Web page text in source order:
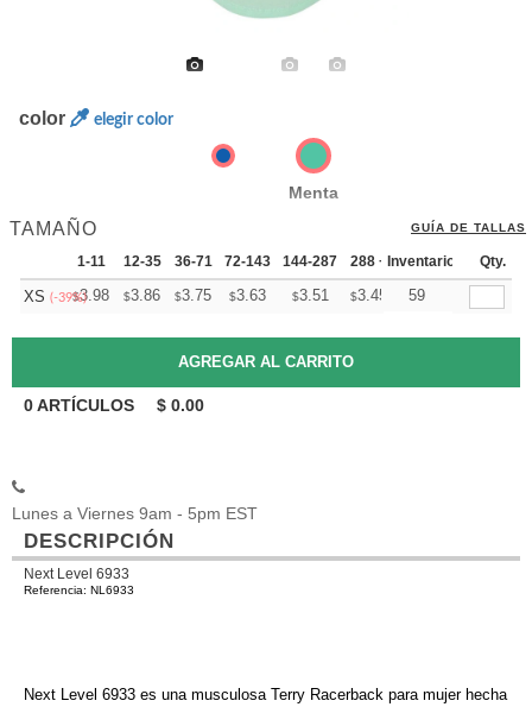
color elegir color
Menta
TAMAÑO GUÍA DE TALLAS
1-11 12-35 36-71 72-143 144-287 288 + Mas
Inventario Qty.
XS (-39%)
$3.98 $3.86 $3.75 $3.63 $3.51 $3.45 +
59
0ARTÍCULOS $ 0.00
Lunes a Viernes 9am - 5pm EST
DESCRIPCIÓN
Next Level 6933
Referencia: NL6933
Next Level 6933 es una musculosa Terry Racerback para mujer hecha